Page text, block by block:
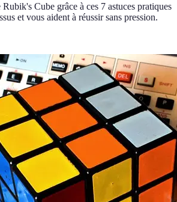
Cube grâce à ces 7 astuces pratiques
et vous aident à réussir sans pression.